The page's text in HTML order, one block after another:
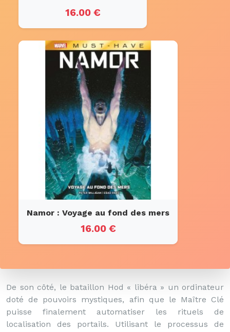
16.00 €
Namor : Voyage au fond des mers
16.00 €
De son côté, le bataillon Hod « libéra » un ordinateur
doté de pouvoirs mystiques, afin que le Maître Clé
puisse finalement automatiser les rituels de
localisation des portails. Utilisant le processus de